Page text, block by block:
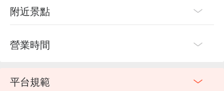
附近景點
營業時間
平台規範